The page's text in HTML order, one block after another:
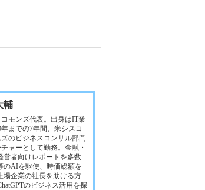
輔
モンズ代表。出身はIT業
年までの7年間、米シスコ
のビジネスコンサル部門
ャーとして勤務。金融・
営者向けレポートを多数
のAIを駆使、時価総額を
場企業の社長を助ける方
のビジネス活用を探